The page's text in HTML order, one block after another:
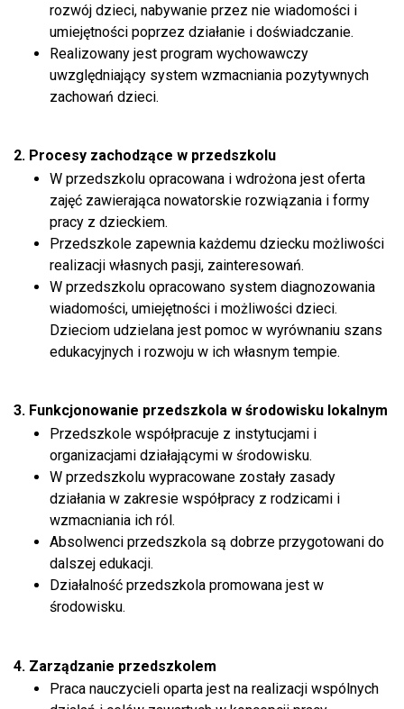
rozwój dzieci, nabywanie przez nie wiadomości i
umiejętności poprzez działanie i doświadczanie.
Realizowany jest program wychowawczy
uwzględniający system wzmacniania pozytywnych
zachowań dzieci.
2. Procesy zachodzące w przedszkolu
W przedszkolu opracowana i wdrożona jest oferta
zajęć zawierająca nowatorskie rozwiązania i formy
pracy z dzieckiem.
Przedszkole zapewnia każdemu dziecku możliwości
realizacji własnych pasji, zainteresowań.
W przedszkolu opracowano system diagnozowania
wiadomości, umiejętności i możliwości dzieci.
Dzieciom udzielana jest pomoc w wyrównaniu szans
edukacyjnych i rozwoju w ich własnym tempie.
3. Funkcjonowanie przedszkola w środowisku lokalnym
Przedszkole współpracuje z instytucjami i
organizacjami działającymi w środowisku.
W przedszkolu wypracowane zostały zasady
działania w zakresie współpracy z rodzicami i
wzmacniania ich ról.
Absolwenci przedszkola są dobrze przygotowani do
dalszej edukacji.
Działalność przedszkola promowana jest w
środowisku.
4. Zarządzanie przedszkolem
Praca nauczycieli oparta jest na realizacji wspólnych